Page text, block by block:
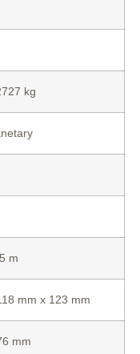
kg
m
mm x 123 mm
mm